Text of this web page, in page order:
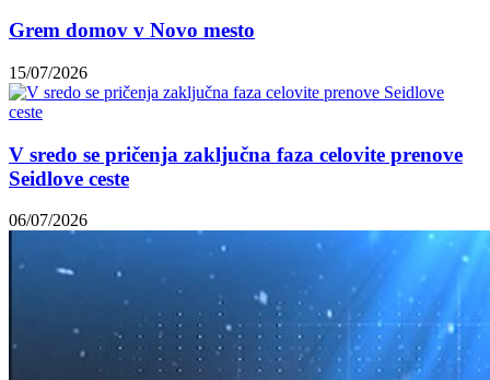
Grem domov v Novo mesto
15/07/2026
V sredo se pričenja zaključna faza celovite prenove
Seidlove ceste
06/07/2026